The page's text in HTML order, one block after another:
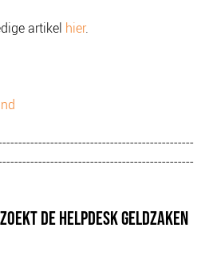
artikel hier.
DE HELPDESK GELDZAKEN